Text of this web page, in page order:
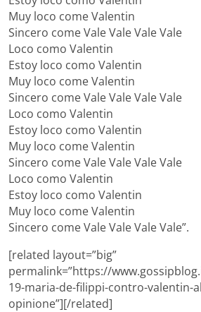
Muy loco come Valentin
Sincero come Vale Vale Vale Vale
Loco como Valentin
Estoy loco como Valentin
Muy loco come Valentin
Sincero come Vale Vale Vale Vale
Loco como Valentin
Estoy loco como Valentin
Muy loco come Valentin
Sincero come Vale Vale Vale Vale
Loco como Valentin
Estoy loco como Valentin
Muy loco come Valentin
Sincero come Vale Vale Vale Vale”.
[related layout=”big”
permalink=”https://
19-maria-de-filippi-contro-valentin-
opinione”][/related]